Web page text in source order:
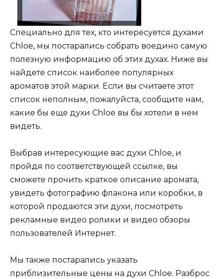
Специально для тех, кто интересуется духами
Chloe, мы постарались собрать воедино самую
полезную информацию об этих духах. Ниже вы
найдете список наиболее популярных
ароматов этой марки. Если вы считаете этот
список неполным, пожалуйста, сообщите нам,
какие бы еще духи Chloe вы бы хотели в нем
видеть.
Выбрав интересующие вас духи Chloe, и
пройдя по соответствующей ссылке, вы
сможете прочить краткое описание аромата,
увидеть фотографию флакона или коробки, в
которой продаются эти духи, посмотреть
рекламные видео ролики и видео обзоры
пользователей Интернет.
Мы также постарались указать
приблизительные цены на духи Chloe. Разброс